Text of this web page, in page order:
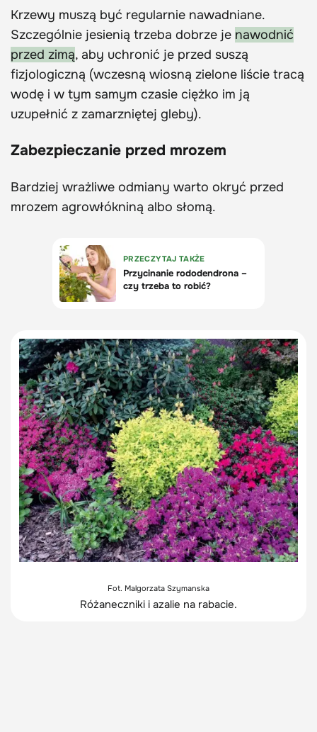
Krzewy muszą być regularnie nawadniane.
Szczególnie jesienią trzeba dobrze je nawodnić
przed zimą, aby uchronić je przed suszą
fizjologiczną (wczesną wiosną zielone liście tracą
wodę i w tym samym czasie ciężko im ją
uzupełnić z zamarzniętej gleby).
Zabezpieczanie przed mrozem
Bardziej wrażliwe odmiany warto okryć przed
mrozem agrowłókniną albo słomą.
Fot. Malgorzata Szymanska
Różaneczniki i azalie na rabacie.